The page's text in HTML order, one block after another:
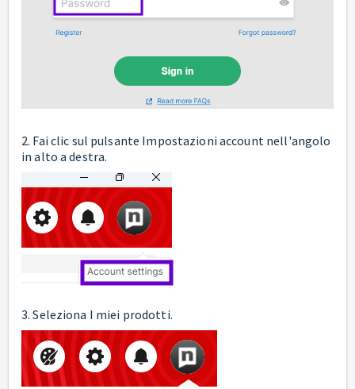
2. Fai clic sul pulsante Impostazioni account nell'angolo
in alto a destra.
3. Seleziona I miei prodotti.